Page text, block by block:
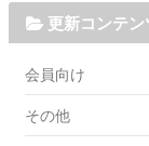
更新コンテン
会員向け
その他